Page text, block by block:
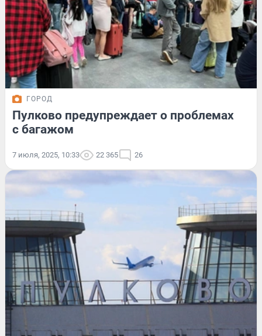
ГОРОД
Пулково предупреждает о проблемах
с багажом
7 июля, 2025, 10:33 22 365 26